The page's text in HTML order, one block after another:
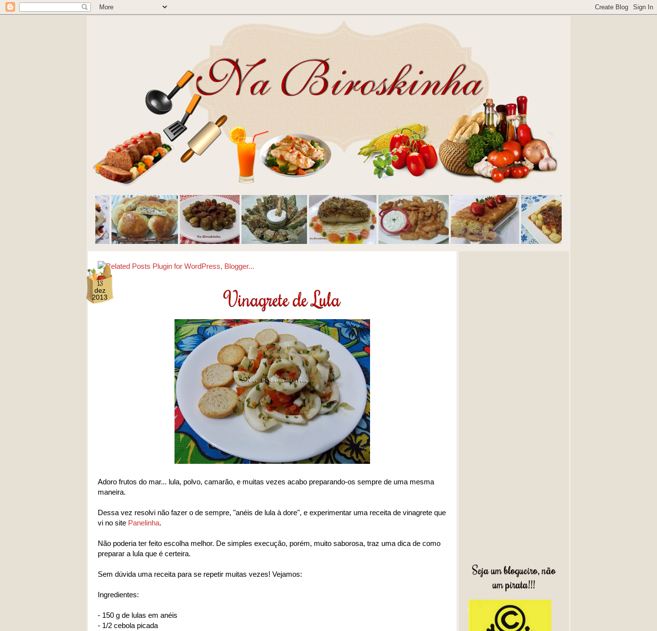
13
dez
2013
Vinagrete de Lula
Adoro frutos do mar... lula, polvo, camarão, e muitas vezes acabo preparando-os sempre de uma mesma
maneira.
Dessa vez resolvi não fazer o de sempre, "anéis de lula à dore", e experimentar uma receita de vinagrete que
vi no site Panelinha.
Não poderia ter feito escolha melhor. De simples execução, porém, muito saborosa, traz uma dica de como
preparar a lula que é certeira.
Sem dúvida uma receita para se repetir muitas vezes! Vejamos:
Ingredientes:
- 150 g de lulas em anéis
- 1/2 cebola picada
Seja um blogueiro, não
um pirata!!!